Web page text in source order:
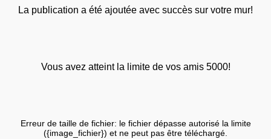
La publication a été ajoutée avec succès sur votre mur!
Vous avez atteint la limite de vos amis 5000!
Erreur de taille de fichier: le fichier dépasse autorisé la limite
({image_fichier}) et ne peut pas être téléchargé.